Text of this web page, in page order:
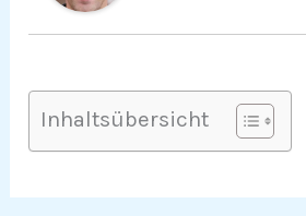
Inhaltsübersicht